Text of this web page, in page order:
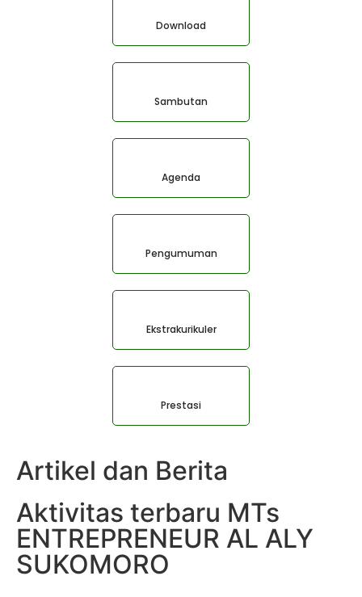
Download
Sambutan
Agenda
Pengumuman
Ekstrakurikuler
Prestasi
Artikel dan Berita
Aktivitas terbaru MTs
ENTREPRENEUR AL ALY
SUKOMORO